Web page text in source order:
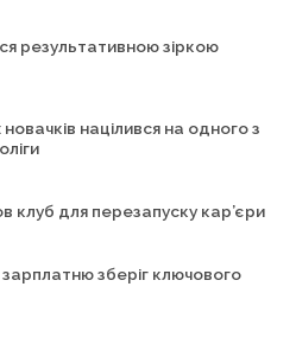
результативною зіркою
націлився на одного з
клуб для перезапуску кар’єри
зберіг ключового